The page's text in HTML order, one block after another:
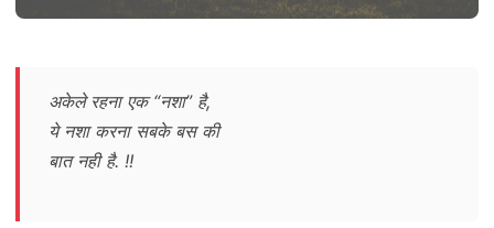
अकेले रहना एक “नशा” है,
ये नशा करना सबके बस की
बात नही है. !!